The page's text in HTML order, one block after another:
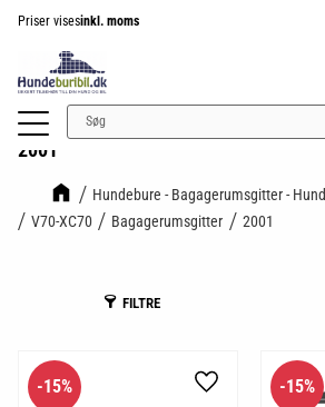
Priser visesinkl. moms
2001
Hundebure - Bagagerumsgitter -
V70-XC70
Bagagerumsgitter 2001
FILTRE
15% Gem som favorit
15%